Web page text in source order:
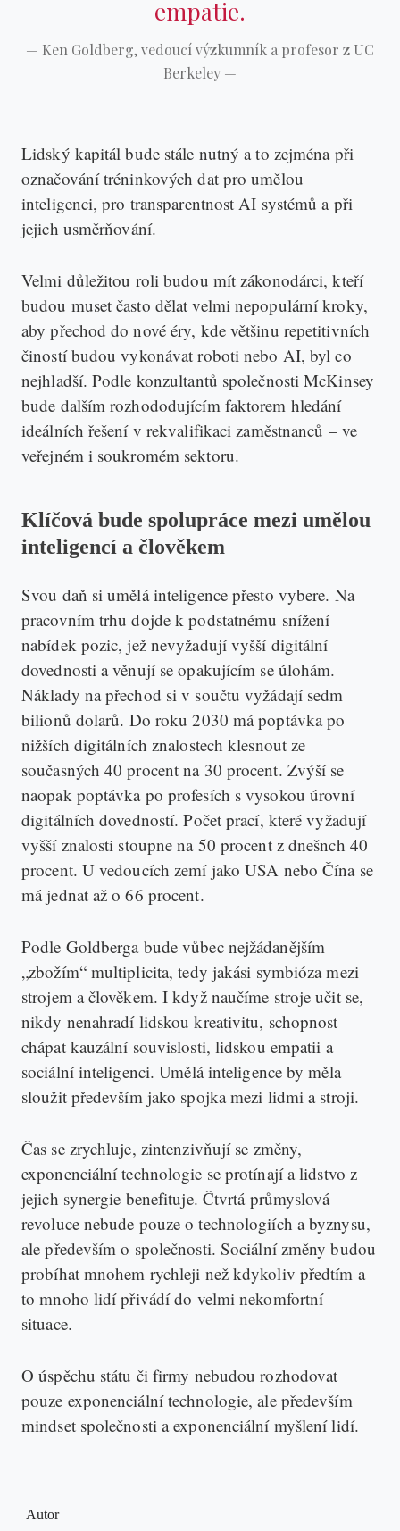
empatie.
— Ken Goldberg, vedoucí výzkumník a profesor z UC
Berkeley —
Lidský kapitál bude stále nutný a to zejména při
označování tréninkových dat pro umělou
inteligenci, pro transparentnost AI systémů a při
jejich usměrňování.
Velmi důležitou roli budou mít zákonodárci, kteří
budou muset často dělat velmi nepopulární kroky,
aby přechod do nové éry, kde většinu repetitivních
čiností budou vykonávat roboti nebo AI, byl co
nejhladší. Podle konzultantů společnosti McKinsey
bude dalším rozhododujícím faktorem hledání
ideálních řešení v rekvalifikaci zaměstnanců – ve
veřejném i soukromém sektoru.
Klíčová bude spolupráce mezi umělou
inteligencí a člověkem
Svou daň si umělá inteligence přesto vybere. Na
pracovním trhu dojde k podstatnému snížení
nabídek pozic, jež nevyžadují vyšší digitální
dovednosti a věnují se opakujícím se úlohám.
Náklady na přechod si v součtu vyžádají sedm
bilionů dolarů. Do roku 2030 má poptávka po
nižších digitálních znalostech klesnout ze
současných 40 procent na 30 procent. Zvýší se
naopak poptávka po profesích s vysokou úrovní
digitálních dovedností. Počet prací, které vyžadují
vyšší znalosti stoupne na 50 procent z dnešnch 40
procent. U vedoucích zemí jako USA nebo Čína se
má jednat až o 66 procent.
Podle Goldberga bude vůbec nejžádanějším
„zbožím“ multiplicita, tedy jakási symbióza mezi
strojem a člověkem. I když naučíme stroje učit se,
nikdy nenahradí lidskou kreativitu, schopnost
chápat kauzální souvislosti, lidskou empatii a
sociální inteligenci. Umělá inteligence by měla
sloužit především jako spojka mezi lidmi a stroji.
Čas se zrychluje, zintenzivňují se změny,
exponenciální technologie se protínají a lidstvo z
jejich synergie benefituje. Čtvrtá průmyslová
revoluce nebude pouze o technologiích a byznysu,
ale především o společnosti. Sociální změny budou
probíhat mnohem rychleji než kdykoliv předtím a
to mnoho lidí přivádí do velmi nekomfortní
situace.
O úspěchu státu či firmy nebudou rozhodovat
pouze exponenciální technologie, ale především
mindset společnosti a exponenciální myšlení lidí.
Autor